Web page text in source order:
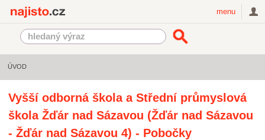
menu
ÚVOD
Vyšší odborná škola a Střední průmyslová
škola Žďár nad Sázavou (Žďár nad Sázavou
- Žďár nad Sázavou 4) - Pobočky